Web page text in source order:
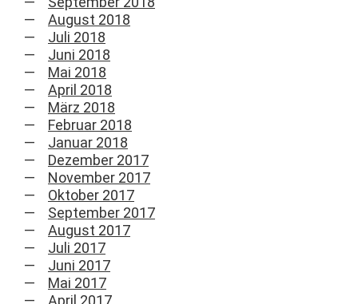
August 2018
Juli 2018
Juni 2018
Mai 2018
April 2018
März 2018
Februar 2018
Januar 2018
Dezember 2017
November 2017
Oktober 2017
September 2017
August 2017
Juli 2017
Juni 2017
Mai 2017